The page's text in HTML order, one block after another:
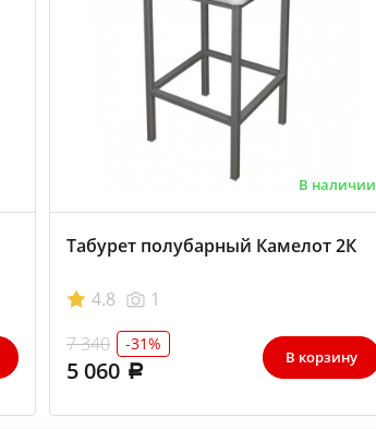
В наличии
Табурет полубарный Камелот 2К
4.8
1
7 340
-31%
5 060 В корзину